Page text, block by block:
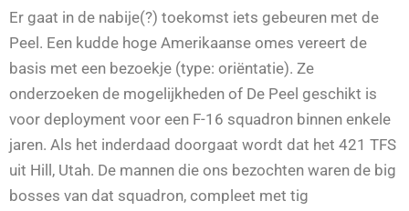
Er gaat in de nabije(?) toekomst iets gebeuren met de
Peel. Een kudde hoge Amerikaanse omes vereert de
basis met een bezoekje (type: oriëntatie). Ze
onderzoeken de mogelijkheden of De Peel geschikt is
voor deployment voor een F-16 squadron binnen enkele
jaren. Als het inderdaad doorgaat wordt dat het 421 TFS
uit Hill, Utah. De mannen die ons bezochten waren de big
bosses van dat squadron, compleet met tig